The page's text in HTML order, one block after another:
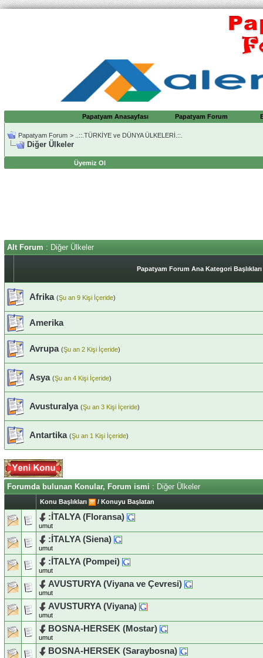
Papatyam Anasayfası Papatyam Forum
Papatyam Forum > ..::.TÜRKİYE ve DÜNYA ÜLKELERİ.::.
Diğer Ülkeler
Üyemiz Ol
Alt Forum : Diğer Ülkeler
Papatyam Forum Ana Kategori Başlıkları
Afrika (Şu an 9 Kişi İçeride)
Amerika
Avrupa (Şu an 2 Kişi İçeride)
Asya (Şu an 4 Kişi İçeride)
Avusturalya (Şu an 3 Kişi İçeride)
Antartika (Şu an 1 Kişi İçeride)
Forumda bulunan Konular, Forum ismi : Diğer Ülkeler
Konu Başlıkları / Konuyu Başlatan
:İTALYA (Floransa)
umut
:İTALYA (Siena)
umut
:İTALYA (Pompei)
umut
AVUSTURYA (Viyana ve Çevresi)
umut
AVUSTURYA (Viyana)
umut
BOSNA-HERSEK (Mostar)
umut
BOSNA-HERSEK (Saraybosna)